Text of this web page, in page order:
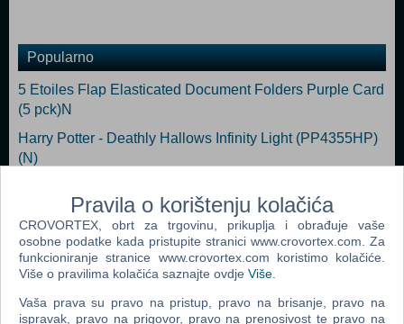
Popularno
5 Etoiles Flap Elasticated Document Folders Purple Card
(5 pck)N
Harry Potter - Deathly Hallows Infinity Light (PP4355HP)
(N)
L.O.L Surprise Glam Single Duvet (N)
5 ETOILES Organiser File with 13 Compartments and
Pockets (N)
RUKSAK 3D SPIDERMAN
Pravila o korištenju kolačića
CROVORTEX, obrt za trgovinu, prikuplja i obrađuje vaše
osobne podatke kada pristupite stranici www.crovortex.com. Za
funkcioniranje stranice www.crovortex.com koristimo kolačiće.
Više o pravilima kolačića saznajte ovdje Više
Vaša prava su pravo na pristup, pravo na brisanje, pravo na
ispravak, pravo na prigovor, pravo na prenosivost te pravo na